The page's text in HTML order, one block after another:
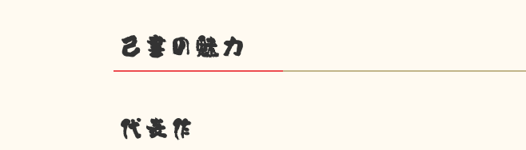
己書の魅力
代表作